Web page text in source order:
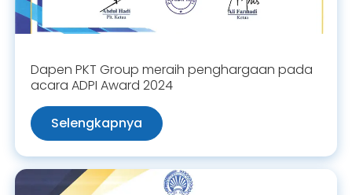
Dapen PKT Group meraih penghargaan pada
acara ADPI Award 2024
Selengkapnya